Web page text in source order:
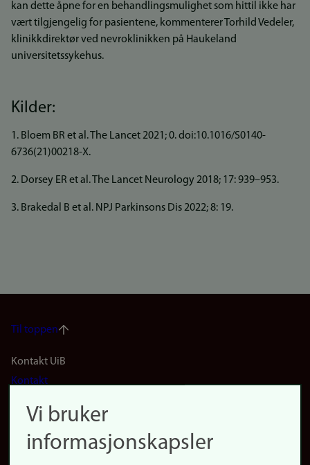
kan dette åpne for en behandlingsmulighet som hittil ikke har
vært tilgjengelig for pasientene, kommenterer Torhild Vedeler,
klinikkdirektør ved nevroklinikken på Haukeland
universitetssykehus.
Kilder:
1. Bloem BR et al. The Lancet 2021; 0. doi:10.1016/S0140-
6736(21)00218-X.
2. Dorsey ER et al. The Lancet Neurology 2018; 17: 939–953.
3. Brakedal B et al. NPJ Parkinsons Dis 2022; 8: 19.
Til toppen
Footer
(no)
Kontakt UiB
Kontakt
Finn forsker
Presse
Vi bruker
informasjonskapsler